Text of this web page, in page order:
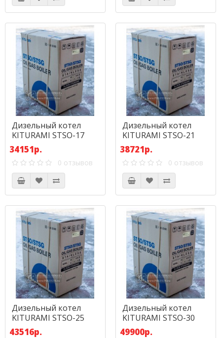
Дизельный котел
KITURAMI STSO-17
(19,8 кВт) Нерж. Сталь
34151р.
0 отзывов
Дизельный котел
KITURAMI STSO-21
(24,4 кВт) Нерж. Сталь
38721р.
0 отзывов
Дизельный котел
KITURAMI STSO-25
(29,1 кВт) Нерж. Сталь
43516р.
Дизельный котел
KITURAMI STSO-30
(34,9 кВт) Нерж. Сталь
49900р.